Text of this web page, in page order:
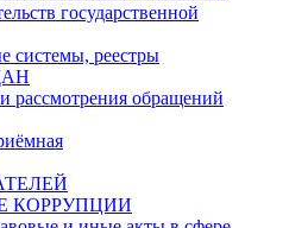
государственной
системы, реестры
рассмотрения обращений
КОРРУПЦИИ